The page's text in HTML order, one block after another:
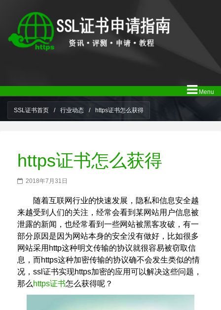
Menu
SSL证书首页 / 行业动态 / https证书怎么获得
https证书怎么获得
2018年7月31日
随着互联网行业的快速发展，隐私和信息安全越
来越受到人们的关注，经常会看到某网站用户信息被
泄露的新闻，也经常看到一些网站被黑客攻破，有一
部分原因是因为网站本身的安全没有做好，比如很多
网站采用http这种明文传输的协议就很容易被窃取信
息，而https这种加密传输的协议确不会发生类似的情
况，ssl证书实现https加密的应用可以解决这些问题，
那么 https证书怎么获得呢？